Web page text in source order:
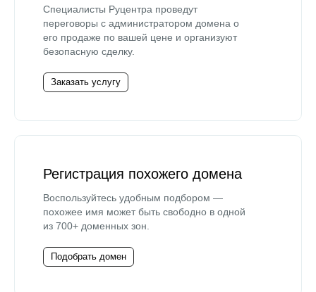
Специалисты Руцентра проведут
переговоры с администратором домена о
его продаже по вашей цене и организуют
безопасную сделку.
Заказать услугу
Регистрация похожего домена
Воспользуйтесь удобным подбором —
похожее имя может быть свободно в одной
из 700+ доменных зон.
Подобрать домен